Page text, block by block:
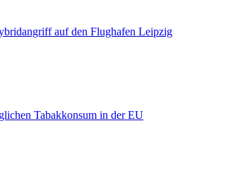
auf den Flughafen Leipzig
Tabakkonsum in der EU